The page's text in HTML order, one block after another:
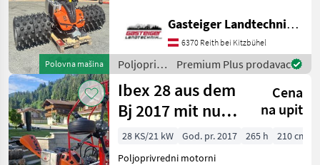
Aebi
Reform
Rapid
Köppl
Brielmaier
Polovna mašina
Zum Verkauf steht eine
IBEX G3V Grundmaschine
inklusive 4er-Satz LS Grip
Stachelräder 15”.
Gasteiger Landtechnik GmbH
6370 Reith bei Kitzbühel
Poljoprivredni
motorni
strojevi /
Ibex
Premium Plus prodavac
Ibex 28 aus dem
Bj 2017 mit nur
265 Betriebsstun
Cena
na upit
28 KS/21 kW God. pr. 2017 265 h
210 cm
Poljoprivredni motorni